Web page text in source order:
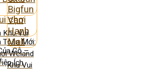
Weland
Ích
Khu Vui
Toàn Mới:
Gỗ –
Khu Vui